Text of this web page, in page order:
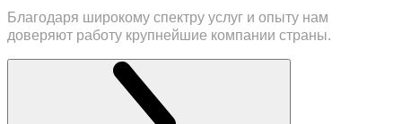
Благодаря широкому спектру услуг и опыту нам
доверяют работу крупнейшие компании страны.